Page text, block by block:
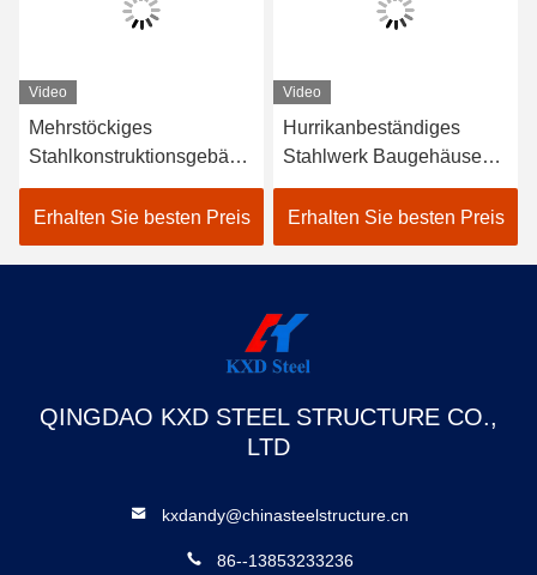
Video
Mehrstöckiges
Stahlkonstruktionsgebäud
e Industrielager
Fabrikgebäude
Erhalten Sie besten Preis
Video
Hurrikanbeständiges
Stahlwerk Baugehäuse
Metalllager Hangar
Bürogebäude
Erhalten Sie besten Preis
QINGDAO KXD STEEL STRUCTURE CO.,
LTD
kxdandy@chinasteelstructure.cn
86--13853233236